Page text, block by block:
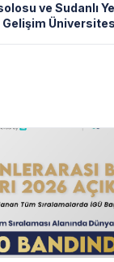
ve Sudanlı
Gelişim